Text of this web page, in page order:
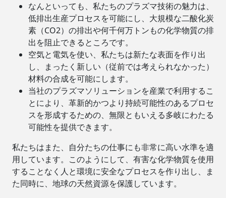
なんといっても、私たちのプラズマ技術の魅力は、
低排出生産プロセスを可能にし、大規模な二酸化炭
素（CO2）の排出や何千何万トンもの化学物質の排
出を阻止できるところです。
空気と電気を使い、私たちは新たな表面を作り出
し、まったく新しい（従前では考えられなかった）
材料の合成を可能にします。
当社のプラズマソリューションを産業で利用するこ
とにより、革新的かつより持続可能性のあるプロセ
スを形成するための、無限ともいえる多岐にわたる
可能性を提供できます。
私たちはまた、自分たちの仕事にも非常に高い水準を適
用しています。このようにして、有害な化学物質を使用
することなく人と環境に安全なプロセスを作り出し、ま
た同時に、地球の天然資源を保護しています。